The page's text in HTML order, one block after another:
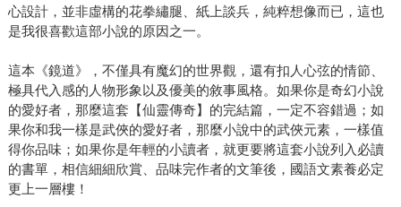
心設計，並非虛構的花拳繡腿、紙上談兵，純粹想像而已，這也
是我很喜歡這部小說的原因之一。
這本《鏡道》，不僅具有魔幻的世界觀，還有扣人心弦的情節、
極具代入感的人物形象以及優美的敘事風格。如果你是奇幻小說
的愛好者，那麼這套【仙靈傳奇】的完結篇，一定不容錯過；如
果你和我一樣是武俠的愛好者，那麼小說中的武俠元素，一樣值
得你品味；如果你是年輕的小讀者，就更要將這套小說列入必讀
的書單，相信細細欣賞、品味完作者的文筆後，國語文素養必定
更上一層樓！